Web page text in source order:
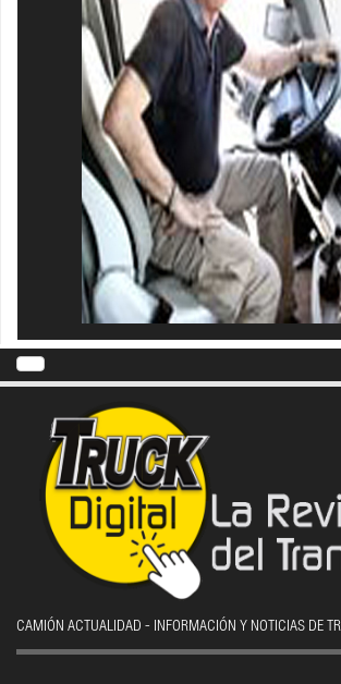
CAMIÓN ACTUALIDAD - INFORMACIÓN Y NOTICIAS DE